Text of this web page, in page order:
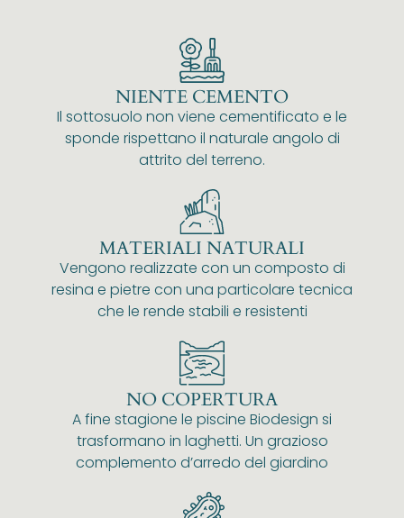
NIENTE CEMENTO
Il sottosuolo non viene cementificato e le
sponde rispettano il naturale angolo di
attrito del terreno.
MATERIALI NATURALI
Vengono realizzate con un composto di
resina e pietre con una particolare tecnica
che le rende stabili e resistenti
NO COPERTURA
A fine stagione le piscine Biodesign si
trasformano in laghetti. Un grazioso
complemento d’arredo del giardino